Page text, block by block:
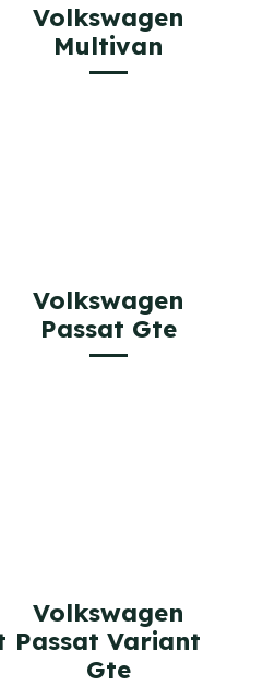
Volkswagen
Multivan
Volkswagen
Passat Gte
Volkswagen
Passat Variant
Gte